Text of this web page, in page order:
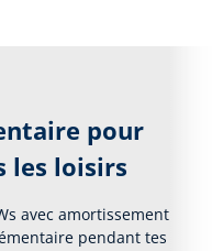
pour
les loisirs
avec amortissement
pendant tes